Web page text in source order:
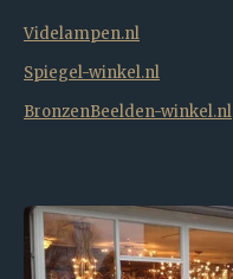
Videlampen.nl
Spiegel-winkel.nl
BronzenBeelden-winkel.nl